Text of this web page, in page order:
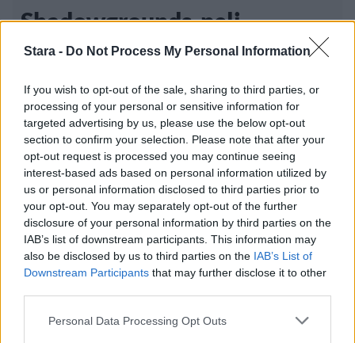
Stara - Do Not Process My Personal Information
If you wish to opt-out of the sale, sharing to third parties, or
processing of your personal or sensitive information for
targeted advertising by us, please use the below opt-out
section to confirm your selection. Please note that after your
opt-out request is processed you may continue seeing
interest-based ads based on personal information utilized by
us or personal information disclosed to third parties prior to
your opt-out. You may separately opt-out of the further
disclosure of your personal information by third parties on the
IAB’s list of downstream participants. This information may
also be disclosed by us to third parties on the IAB’s List of
Downstream Participants that may further disclose it to other
Personal Data Processing Opt Outs
Shadowgrounds-peli
kauppoihin
Suomalainen peliyritys Frozenbyte julkaisee
11. marraskuutaShadowgrounds-
toimintapelin PC-ympäristöön. Kyseessä
Info
Tietosuojalauseke
Yhteistyössä
Jocka